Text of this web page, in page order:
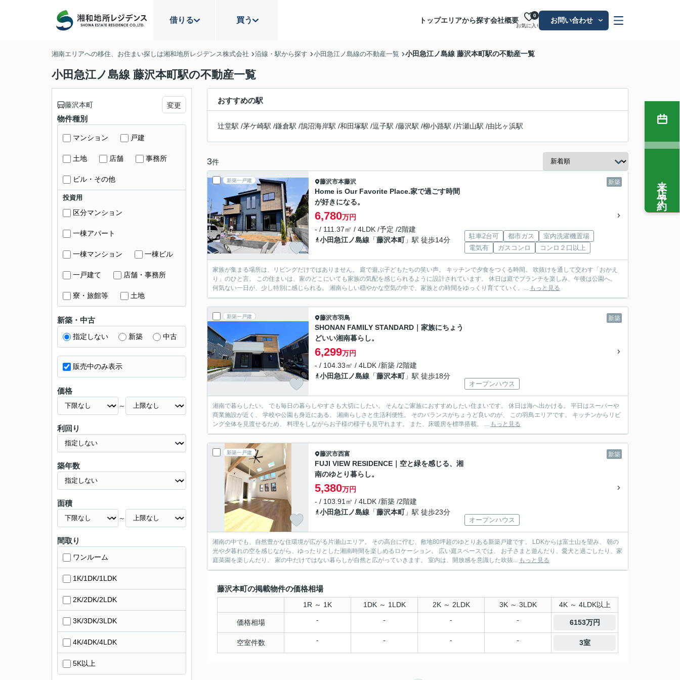
借りる 買う トップエリアから探す会社概要
お気に入り
0
お問い合わせ
湘南エリアへの移住、お住まい探しは湘和地所レジデンス株式会社 沿線・駅から探す 小田急江ノ島線の不動産一覧 小田急江ノ島線 藤沢本町駅の不動産一覧
小田急江ノ島線 藤沢本町駅の不動産一覧
おすすめの駅
辻堂駅 /茅ケ崎駅 /鎌倉駅 /鵠沼海岸駅 /和田塚駅 /逗子駅 /藤沢駅 /柳小路駅 /片瀬山駅 /由比ヶ浜駅
3件
新築一戸建 新築
藤沢市本藤沢
Home is Our Favorite Place.家で過ごす時間
が好きになる。
6,780万円
- / 111.37㎡ / 4LDK /予定 /2階建
小田急江ノ島線 「藤沢本町」駅 徒歩14分 駐車2台可 都市ガス
室内洗濯機置場
電気有
ガスコンロ コンロ２口以上
家族が集まる場所は、リビングだけではありません。 庭で遊ぶ子どもたちの笑い声。 キッチンで夕食をつくる時間。 吹抜けを通して交わす「おかえ
り」のひと言。 この住まいは、家のどこにいても家族の気配を感じられるように設計されています。 休日は庭でブランチを楽しみ、午後は公園へ。
何気ない一日が、少し特別に感じられる。 湘南らしい穏やかな空気の中で、家族との時間をゆっくり育てていく。... もっと見る
新築一戸建 新築
藤沢市羽鳥
SHONAN FAMILY STANDARD｜家族にちょう
どいい湘南暮らし。
6,299万円
- / 104.33㎡ / 4LDK /新築 /2階建
小田急江ノ島線 「藤沢本町」駅 徒歩18分
オープンハウス
湘南で暮らしたい。 でも毎日の暮らしやすさも大切にしたい。 そんなご家族におすすめしたい住まいです。 休日は海へ出かける。 平日はスーパーや
商業施設が近く、 学校や公園も身近にある。 湘南らしさと生活利便性。 そのバランスがちょうど良いのが、 この羽鳥エリアです。 キッチンからリビ
ング全体を見渡せるため、 料理をしながらお子様の様子も見守れます。 また、床暖房を標準搭載。 ... もっと見る
新築一戸建 新築
藤沢市西富
FUJI VIEW RESIDENCE｜空と緑を感じる、湘
南のゆとり暮らし。
5,380万円
- / 103.91㎡ / 4LDK /新築 /2階建
小田急江ノ島線 「藤沢本町」駅 徒歩23分
オープンハウス
湘南の中でも、自然豊かな住環境が広がる片瀬山エリア。 その高台に佇む、敷地80坪超のゆとりある新築戸建です。 LDKからは富士山を望み、 朝の
光や夕暮れの空を感じながら、ゆったりとした湘南時間を楽しめるロケーション。 広い庭スペースでは、 お子さまと遊んだり、愛犬と過ごしたり、家
庭菜園を楽しんだり。 家の中だけではない暮らしが自然と広がっていきます。 室内は、開放感を意識した吹抜... もっと見る
藤沢本町の掲載物件の価格相場
1R ～ 1K 1DK ～ 1LDK 2K ～ 2LDK 3K ～ 3LDK 4K ～ 4LDK以上
価格相場 - - - - 6153万円
空室件数 - - - - 3室
藤沢本町 変更
物件種別
マンション 戸建
土地 店舗 事務所
ビル・その他
投資用
区分マンション
一棟アパート
一棟マンション 一棟ビル
一戸建て 店舗・事務所
寮・旅館等 土地
新築・中古
指定しない 新築 中古
販売中のみ表示
価格
～
利回り
築年数
面積
～
間取り
ワンルーム
1K/1DK/1LDK
2K/2DK/2LDK
3K/3DK/3LDK
4K/4DK/4LDK
5K以上
来店予約